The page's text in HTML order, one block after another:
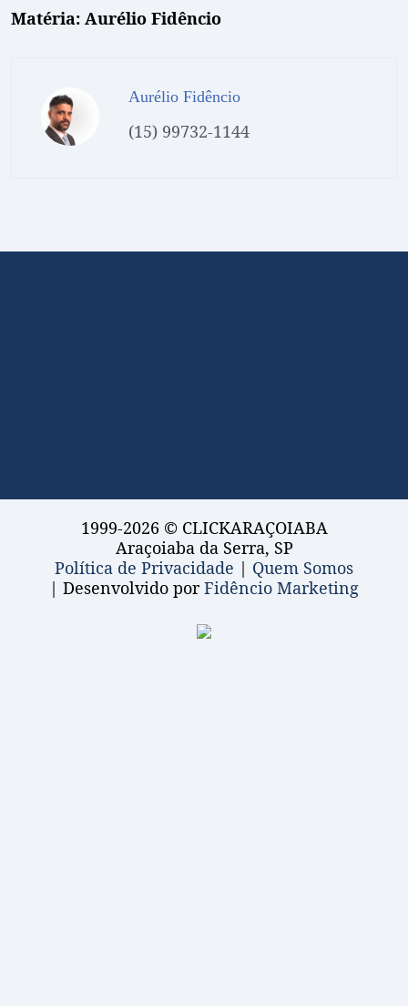
Matéria: Aurélio Fidêncio
Aurélio Fidêncio
(15) 99732-1144
1999-2026 © CLICKARAÇOIABA
Araçoiaba da Serra, SP
Política de Privacidade | Quem Somos
| Desenvolvido porFidêncio Marketing